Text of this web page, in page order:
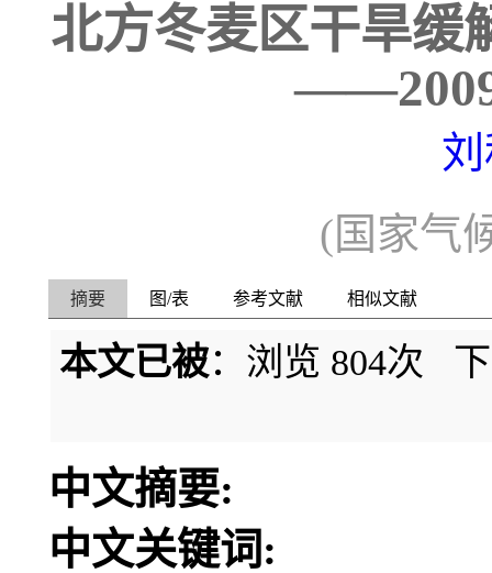
北方冬麦区干旱缓
(国家气
摘要 图/表 参考文献 相似文献
本文已被：浏览 804次
中文摘要:
中文关键词: